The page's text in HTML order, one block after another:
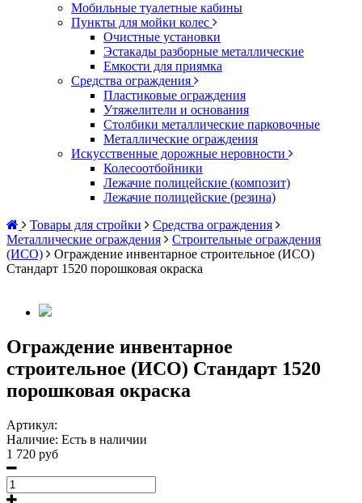
Мобильные туалетные кабины
Пункты для мойки колес
Очистные установки
Эстакады разборные металлические
Емкости для приямка
Средства ограждения
Пластиковые ограждения
Утяжелители и основания
Столбики металлические парковочные
Металлические ограждения
Искусственные дорожные неровности
Колесоотбойники
Лежачие полицейские (композит)
Лежачие полицейские (резина)
Товары для стройки
Средства ограждения
Металлические ограждения
Строительные ограждения
(ИСО)
Ограждение инвентарное строительное (ИСО)
Стандарт 1520 порошковая окраска
Ограждение инвентарное
строительное (ИСО) Стандарт 1520
порошковая окраска
Артикул:
Наличие: Есть в наличии
1 720 руб